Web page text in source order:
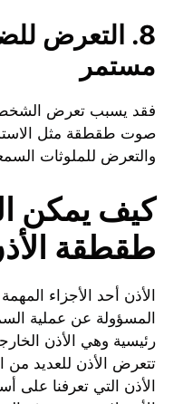
8. التعرض
مستمر
فقد يسبب تعرض
صوت طقطقة مثل
والتعرض للملوثات
كيف يمكن
طقطقة
الأذن أحد الأجزاء
المسؤولة عن عملية
رئيسية وهي الأذن
تتعرض الأذن للعديد من
الأذن التي تعرفنا على